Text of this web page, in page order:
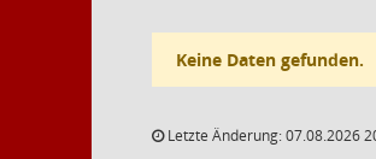
Keine Daten gefunden.
Letzte Änderung: 07.08.2026